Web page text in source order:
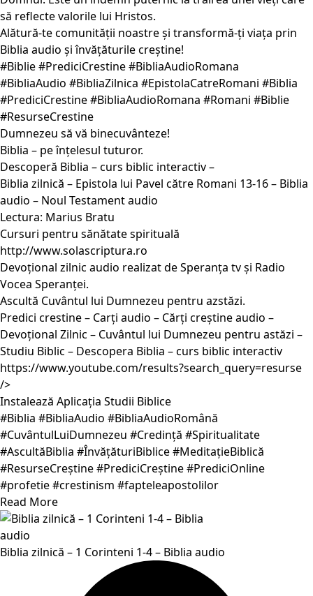
să reflecte valorile lui Hristos.
Alătură-te comunității noastre și transformă-ți viața prin
Biblia audio și învățăturile creștine!
#Biblie #PrediciCrestine #BibliaAudioRomana
#BibliaAudio #BibliaZilnica #EpistolaCatreRomani #Biblia
#PrediciCrestine #BibliaAudioRomana #Romani #Biblie
#ResurseCrestine
Dumnezeu să vă binecuvânteze!
Biblia – pe înțelesul tuturor.
Descoperă Biblia – curs biblic interactiv –
Biblia zilnică – Epistola lui Pavel către Romani 13-16 – Biblia
audio – Noul Testament audio
Lectura: Marius Bratu
Cursuri pentru sănătate spirituală
http://www.solascriptura.ro
Devoțional zilnic audio realizat de Speranța tv și Radio
Vocea Speranței.
Ascultă Cuvântul lui Dumnezeu pentru azstăzi.
Predici crestine – Carți audio – Cărți creștine audio –
Devoțional Zilnic – Cuvântul lui Dumnezeu pentru astăzi –
Studiu Biblic – Descopera Biblia – curs biblic interactiv
https://www.youtube.com/results?search_query=resurse
/>
Instalează Aplicația Studii Biblice
#Biblia #BibliaAudio #BibliaAudioRomână
#CuvântulLuiDumnezeu #Credință #Spiritualitate
#AscultăBiblia #ÎnvățăturiBiblice #MeditațieBiblică
#ResurseCreștine #PrediciCreștine #PrediciOnline
#profetie #crestinism #fapteleapostolilor
Read More
Biblia zilnică – 1 Corinteni 1-4 – Biblia audio